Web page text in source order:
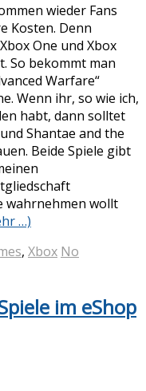
wieder Fans
Kosten. Denn
One und Xbox
So bekommt man
Warfare“
Wenn ihr, so wie ich,
habt, dann solltet
Shantae and the
Beide Spiele gibt
wahrnehmen wollt
…)
, Xbox No
im eShop